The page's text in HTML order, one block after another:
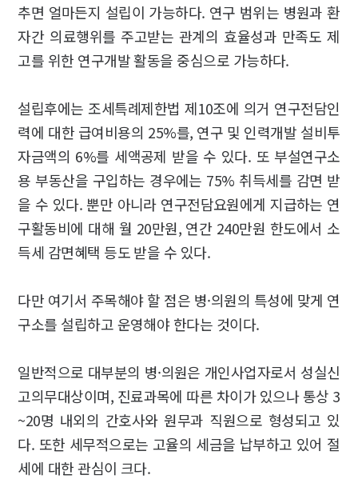
추면 얼마든지 설립이 가능하다. 연구 범위는 병원과 환
자간 의료행위를 주고받는 관계의 효율성과 만족도 제
고를 위한 연구개발 활동을 중심으로 가능하다.
설립후에는 조세특례제한법 제10조에 의거 연구전담인
력에 대한 급여비용의 25%를, 연구 및 인력개발 설비투
자금액의 6%를 세액공제 받을 수 있다. 또 부설연구소
용 부동산을 구입하는 경우에는 75% 취득세를 감면 받
을 수 있다. 뿐만 아니라 연구전담요원에게 지급하는 연
구활동비에 대해 월 20만원, 연간 240만원 한도에서 소
득세 감면혜택 등도 받을 수 있다.
다만 여기서 주목해야 할 점은 병·의원의 특성에 맞게 연
구소를 설립하고 운영해야 한다는 것이다.
일반적으로 대부분의 병·의원은 개인사업자로서 성실신
고의무대상이며, 진료과목에 따른 차이가 있으나 통상 3
~20명 내외의 간호사와 원무과 직원으로 형성되고 있
다. 또한 세무적으로는 고율의 세금을 납부하고 있어 절
세에 대한 관심이 크다.